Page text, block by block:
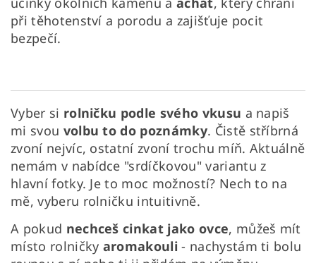
při těhotenství a porodu a zajišťuje pocit
bezpečí.
Vyber si rolničku podle svého vkusu a napiš
mi svou volbu to do poznámky. Čistě stříbrná
zvoní nejvíc, ostatní zvoní trochu míň. Aktuálně
nemám v nabídce "srdíčkovou" variantu z
hlavní fotky. Je to moc možností? Nech to na
mě, vyberu rolničku intuitivně.
A pokud nechceš cinkat jako ovce, můžeš mít
místo rolničky aromakouli - nachystám ti bolu